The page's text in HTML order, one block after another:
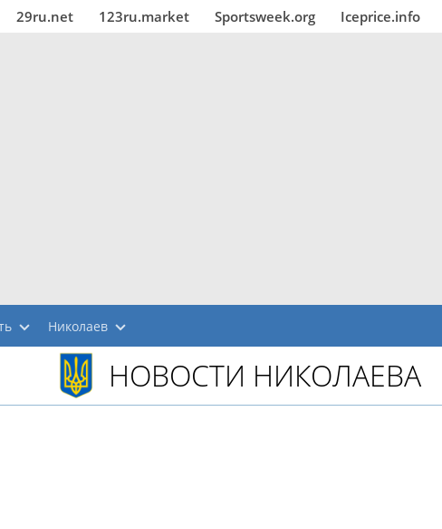
29ru.net 123ru.market Sportsweek.org Iceprice.info
Николаев
НОВОСТИ НИКОЛАЕВА